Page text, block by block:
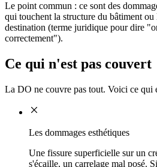
Le point commun : ce sont des
qui touchent la structure du bâtiment ou
destination (terme juridique pour dire
correctement").
Ce qui n'est pas couvert
La DO ne couvre pas tout. Voici ce qui
Les dommages esthétiques
Une fissure superficielle sur un
s'écaille, un carrelage mal posé.